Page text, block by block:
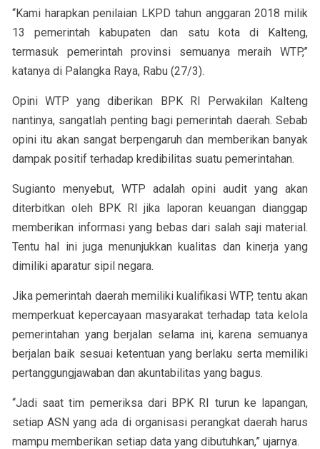
“Kami harapkan penilaian LKPD tahun anggaran 2018 milik
13 pemerintah kabupaten dan satu kota di Kalteng,
termasuk pemerintah provinsi semuanya meraih WTP,”
katanya di Palangka Raya, Rabu (27/3).
Opini WTP yang diberikan BPK RI Perwakilan Kalteng
nantinya, sangatlah penting bagi pemerintah daerah. Sebab
opini itu akan sangat berpengaruh dan memberikan banyak
dampak positif terhadap kredibilitas suatu pemerintahan.
Sugianto menyebut, WTP adalah opini audit yang akan
diterbitkan oleh BPK RI jika laporan keuangan dianggap
memberikan informasi yang bebas dari salah saji material.
Tentu hal ini juga menunjukkan kualitas dan kinerja yang
dimiliki aparatur sipil negara.
Jika pemerintah daerah memiliki kualifikasi WTP, tentu akan
memperkuat kepercayaan masyarakat terhadap tata kelola
pemerintahan yang berjalan selama ini, karena semuanya
berjalan baik sesuai ketentuan yang berlaku serta memiliki
pertanggungjawaban dan akuntabilitas yang bagus.
“Jadi saat tim pemeriksa dari BPK RI turun ke lapangan,
setiap ASN yang ada di organisasi perangkat daerah harus
mampu memberikan setiap data yang dibutuhkan,” ujarnya.